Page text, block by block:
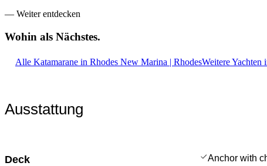
— Weiter entdecken
Wohin als Nächstes.
Alle Katamarane in Rhodes New Marina | RhodesWeitere Yachten
Ausstattung
Deck Anchor with